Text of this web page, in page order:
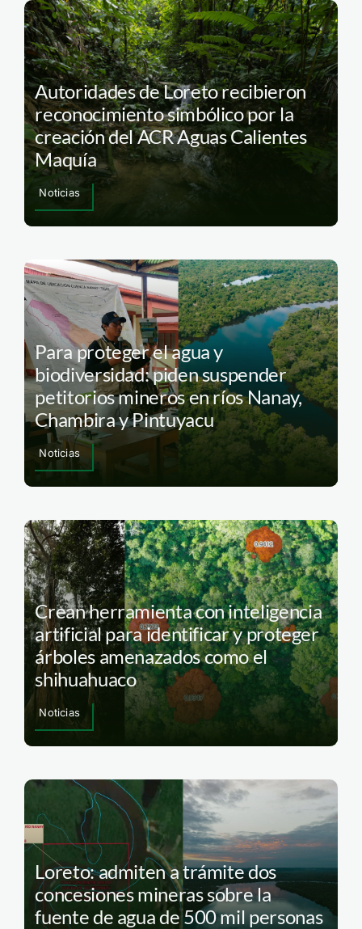
Autoridades de Loreto recibieron
reconocimiento simbólico por la
creación del ACR Aguas Calientes
Maquía
Noticias
Para proteger el agua y
biodiversidad: piden suspender
petitorios mineros en ríos Nanay,
Chambira y Pintuyacu
Noticias
Crean herramienta con inteligencia
artificial para identificar y proteger
árboles amenazados como el
shihuahuaco
Noticias
Loreto: admiten a trámite dos
concesiones mineras sobre la
fuente de agua de 500 mil personas